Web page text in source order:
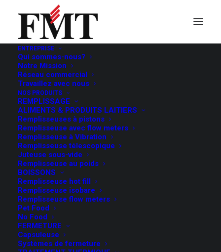
ENTREPRISE
Qui sommes-nous?
Notre Mission
Réseau commercial
Travaillez avec nous
NOS PRODUITS
REMPLISSAGE
ALIMENTS & PRODUITS LAITIERS
Remplisseuses à pistons
Remplisseuse avec flow meters
Remplisseuse à Vibration
Remplisseuse télescopique
Juteuse sous-vide
Remplisseuse au poids
BOISSONS
Remplisseuse hot fill
Remplisseuse isobare
Remplisseuse flow meters
Pet Food
No Food
FERMETURE
Capsuleuse
Systèmes de fermeture
Prodotti base latte